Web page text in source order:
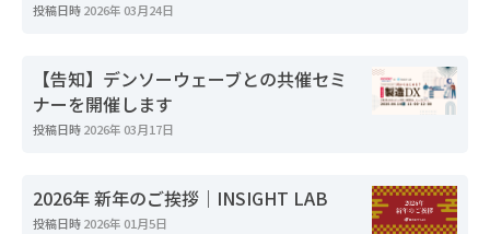
投稿日時2026年 03月24日
【告知】デンソーウェーブとの共催セミ
ナーを開催します
投稿日時2026年 03月17日
2026年 新年のご挨拶｜INSIGHT LAB
投稿日時2026年 01月5日